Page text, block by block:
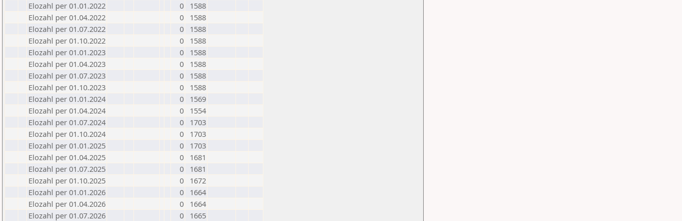
Elozahl per 01.01.2022
0
1588
Elozahl per 01.04.2022
0
1588
Elozahl per 01.07.2022
0
1588
Elozahl per 01.10.2022
0
1588
Elozahl per 01.01.2023
0
1588
Elozahl per 01.04.2023
0
1588
Elozahl per 01.07.2023
0
1588
Elozahl per 01.10.2023
0
1588
Elozahl per 01.01.2024
0
1569
Elozahl per 01.04.2024
0
1554
Elozahl per 01.07.2024
0
1703
Elozahl per 01.10.2024
0
1703
Elozahl per 01.01.2025
0
1703
Elozahl per 01.04.2025
0
1681
Elozahl per 01.07.2025
0
1681
Elozahl per 01.10.2025
0
1672
Elozahl per 01.01.2026
0
1664
Elozahl per 01.04.2026
0
1664
Elozahl per 01.07.2026
0 1665